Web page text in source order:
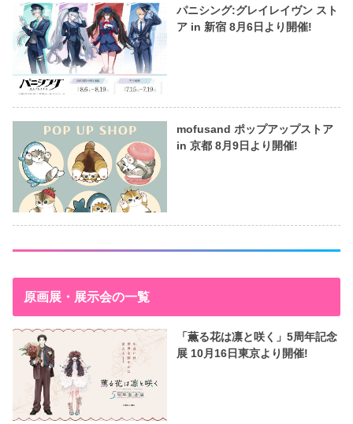
パニシング:グレイレイヴン スト
ア in 新宿 8月6日より開催!
mofusand ポップアップストア
in 京都 8月9日より開催!
原画展・展示会の一覧
「薫る花は凛と咲く」5周年記念
展 10月16日東京より開催!